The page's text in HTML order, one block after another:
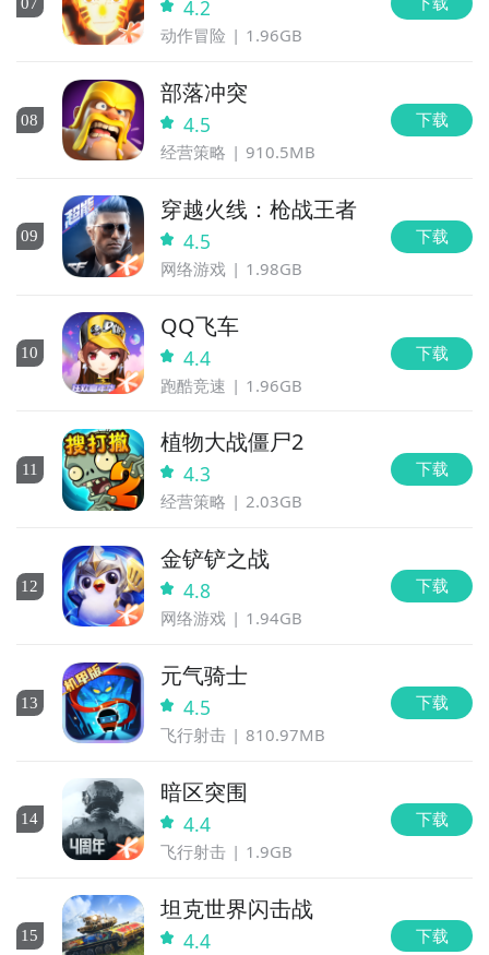
4.2
动作冒险 1.96GB
08
部落冲突
4.5
经营策略 910.5MB
下载
09
穿越火线：枪战王者
4.5
网络游戏 1.98GB
下载
10
QQ飞车
4.4
跑酷竞速 1.96GB
下载
11
植物大战僵尸2
4.3
经营策略 2.03GB
下载
12
金铲铲之战
4.8
网络游戏 1.94GB
下载
13
元气骑士
4.5
飞行射击 810.97MB
下载
14
暗区突围
4.4
飞行射击 1.9GB
下载
15
坦克世界闪击战
4.4 下载